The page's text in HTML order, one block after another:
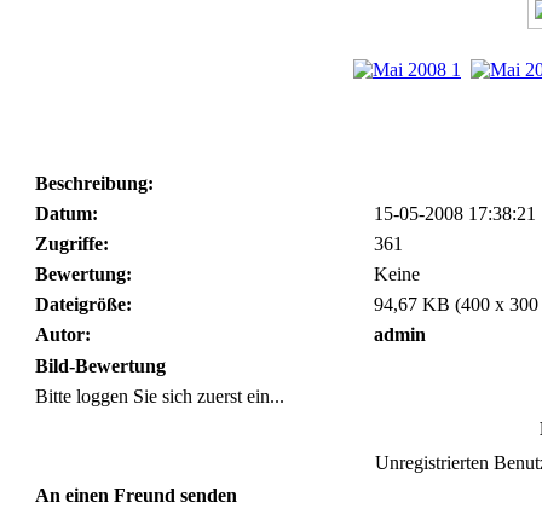
Beschreibung:
Datum:
15-05-2008 17:38:21
Zugriffe:
361
Bewertung:
Keine
Dateigröße:
94,67 KB (400 x
Autor:
admin
Bild-Bewertung
Bitte loggen Sie sich zuerst ein...
Unregistrierten
An einen Freund senden